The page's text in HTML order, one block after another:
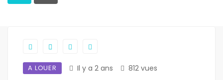
A LOUER Il y a 2 ans 812 vues